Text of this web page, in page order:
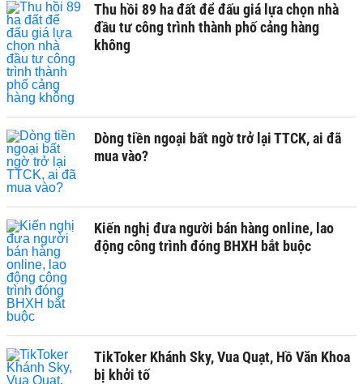
Thu hồi 89 ha đất để đấu giá lựa chọn nhà
đầu tư công trình thành phố cảng hàng
không
Dòng tiền ngoại bất ngờ trở lại TTCK, ai đã
mua vào?
Kiến nghị đưa người bán hàng online, lao
động công trình đóng BHXH bắt buộc
TikToker Khánh Sky, Vua Quạt, Hồ Văn Khoa
bị khởi tố